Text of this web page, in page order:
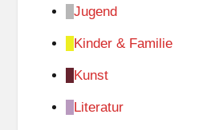
Jugend
Kinder & Familie
Kunst
Literatur